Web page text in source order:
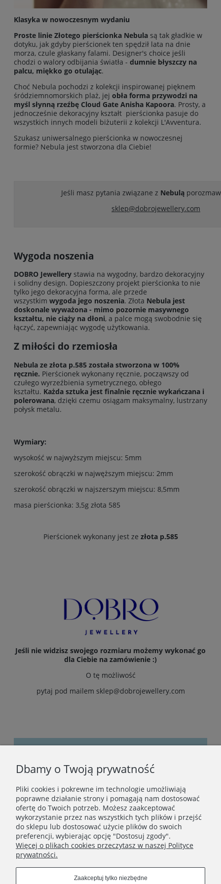
Klasyka w nowoczesnym wydaniu
Proste linie Złotego pierścionka Nebula są tak gładkie w
dotyku, jak gdyby pierścionek ten spędził lata na dnie
morza, czule głaskany falami. Designer's choice jeśli
chodzi o walory odbijania światła - dumnie błyszczy na
palcu, miękko go otulając.
Choć Nebula pochodzi z kolekcji inspirowanej pięknem
śródziemnomorskich plaż, jej obła forma przywodzi na
myśl słynną rzeźbę Cloud Gate Anisha Kapoora. Prosty, a
jednocześnie dekoracyjny kształt pierścionka pasuje do
wszystkich innych modeli biżuterii z kolekcji L'Avventura.
Szukasz uniwersalnego pierścionka w nowoczesnej
formie? Nebula jest stworzona dla Ciebie!
Jeśli masz pytania związane z Nebulą
sklep@dobrojewellery.com
Wygoda noszenia
DOBRO Jewellery stawia na wygodny, bardzo dekoracyjny
i solidny design. Dopieszczony projekt pierścionka to nie
tylko jego dekoracyjna forma, ale przede
wszystkim wygoda jego noszenia. Złota Nebula jest
doskonale wyważona - mimo pozornie masywnego
kształtu, nie ciąży na dłoni, a palce mogą swobodnie się
łączyć, zapewniając wygodę użytkowania.
Z miłości do rzemiosła
Nebula ze złota p.585 została stworzona w 100%
ręcznie. Pierścionek wykonany ręcznie, począwszy od
czułego wyrzeźbienia symetrycznego, obłego
kształtu. Każda sztuka jest finalnie ręcznie wykańczana i
polerowana, dzięki czemu osiągam maksymalny, lustrzany
połysk metalu.
Wymiary:
wysokość w najwyższym miejscu: 5mm
szerokość obrączki w najwęższym miejscu: 2mm
szerokość obrączki w najszerszym miejscu: 8,5mm
masa pierścionka: 3,5g złota 585
Pierścionek wykonany jest ze złota p.585
Jeśli nie widzisz swojego rozmiaru możemy wykonać go
dla Ciebie na zamówienie :)
O tę możliwość
pytaj pod mailem sklep@dobrojewellery.com
Bądźmy w kontakcie
Podaj swój adres e-mail, jeżeli chcesz otrzymywać
informacje o nowościach i promocjach.
Zapisz się
Dbamy o Twoją prywatność
Pliki cookies i pokrewne im technologie umożliwiają
poprawne działanie strony i pomagają nam dostosować
ofertę do Twoich potrzeb. Możesz zaakceptować
wykorzystanie przez nas wszystkich tych plików i przejść
do sklepu lub dostosować użycie plików do swoich
preferencji, wybierając opcję "Dostosuj zgody".
Więcej o plikach cookies przeczytasz w naszej Polityce
prywatności.
Zaakceptuj tylko niezbędne